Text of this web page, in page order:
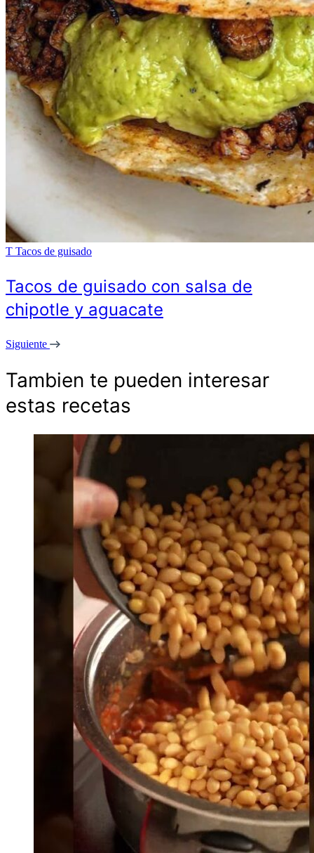
T Tacos de guisado
Tacos de guisado con salsa de
chipotle y aguacate
Siguiente
Tambien te pueden interesar
estas recetas